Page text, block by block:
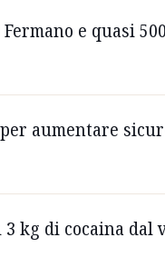
e quasi
aumentare
kg di cocaina